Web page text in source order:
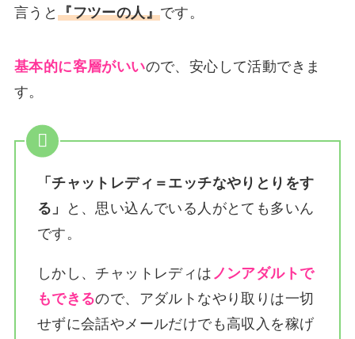
言うと『フツーの人』です。
基本的に客層がいいので、安心して活動できま
す。
「チャットレディ＝エッチなやりとりをす
る」
と、思い込んでいる人がとても多いん
です。
しかし、チャットレディは ノンアダルトで
もできるので、アダルトなやり取りは一切
せずに会話やメールだけでも高収入を稼げ